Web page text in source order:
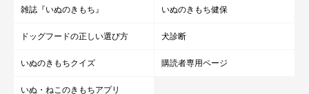
雑誌『いぬのきもち』 いぬのきもち健保
ドッグフードの正しい選び方 犬診断
いぬのきもちクイズ 購読者専用ページ
いぬ・ねこのきもちアプリ